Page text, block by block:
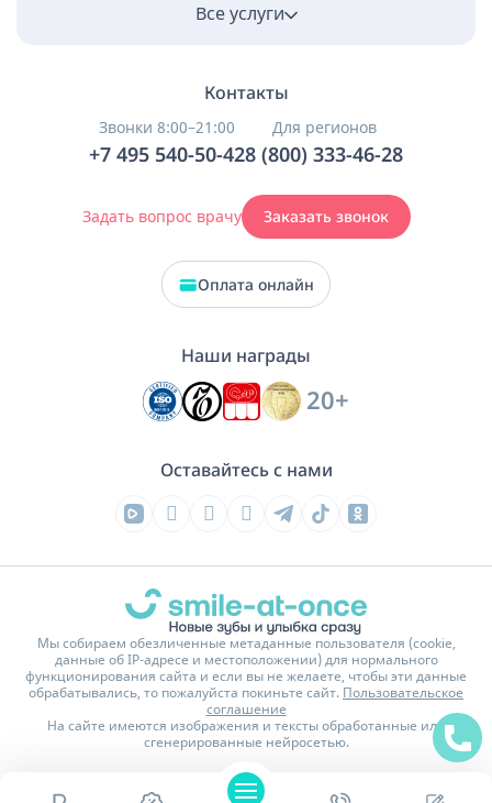
Все услуги
Контакты
Звонки 8:00–21:00
+7 495 540-50-42
Для регионов
8 (800) 333-46-28
Задать вопрос врачу Заказать звонок
Оплата онлайн
Наши награды
20+
Оставайтесь с нами
Мы собираем обезличенные метаданные пользователя (cookie,
данные об IP-адресе и местоположении) для нормального
функционирования сайта и если вы не желаете, чтобы эти данные
обрабатывались, то пожалуйста покиньте сайт. Пользовательское
соглашение
На сайте имеются изображения и тексты обработанные или
сгенерированные нейросетью.
Карта сайта
Политика конфиденциальности